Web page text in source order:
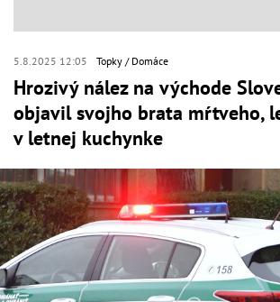
5.8.2025 12:05 Topky Domáce
Hrozivý nález na východe
objavil svojho brata mŕtveho,
v letnej kuchynke